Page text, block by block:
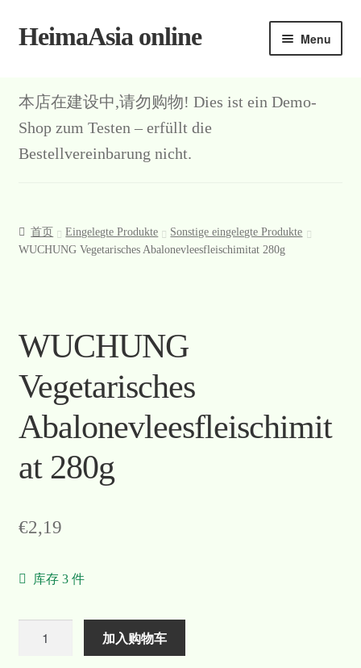
Skip
Skip
HeimaAsia online Menu
About
AGB
Datenschutz
Mein Konto
Warenkorb
Welcome
Widerrufsformular
本店在建设中,请勿购物! Dies ist ein Demo-
Shop zum Testen – erfüllt die
Bestellvereinbarung nicht.
首页 Eingelegte Produkte
Sonstige eingelegte Produkte
WUCHUNG Vegetarisches Abalonevleesfleischimitat 280g
WUCHUNG
Vegetarisches
Abalonevleesfleischimit
at 280g
€2,19
库存 3 件
加入购物车